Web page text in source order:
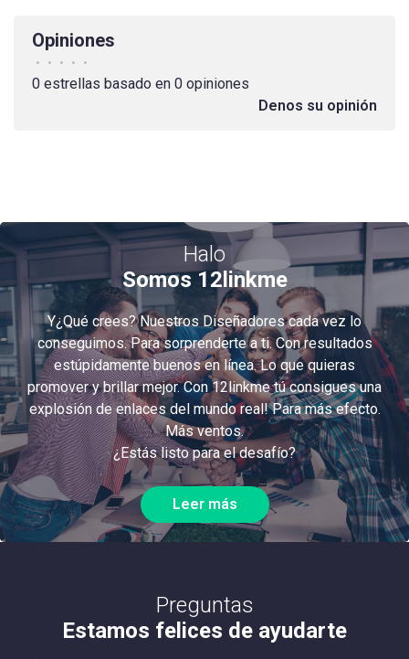
Opiniones
• • • • •
0 estrellas basado en 0 opiniones
Denos su opinión
Halo
Somos 12linkme
Y¿Qué crees? Nuestros Diseñadores cada vez lo
conseguimos. Para sorprenderte a ti. Con resultados
estúpidamente buenos en línea. Lo que quieras
promover y brillar mejor. Con 12linkme tú consigues una
explosión de enlaces del mundo real! Para más efecto.
Más ventos.
¿Estás listo para el desafío?
Leer más
Preguntas
Estamos felices de ayudarte